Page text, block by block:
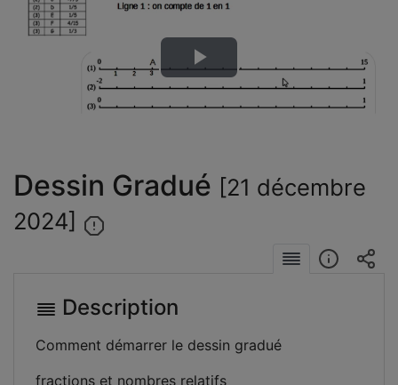
Lire
la
Dessin Gradué [21 décembre
2024]
Description
Comment démarrer le dessin gradué
fractions et nombres relatifs